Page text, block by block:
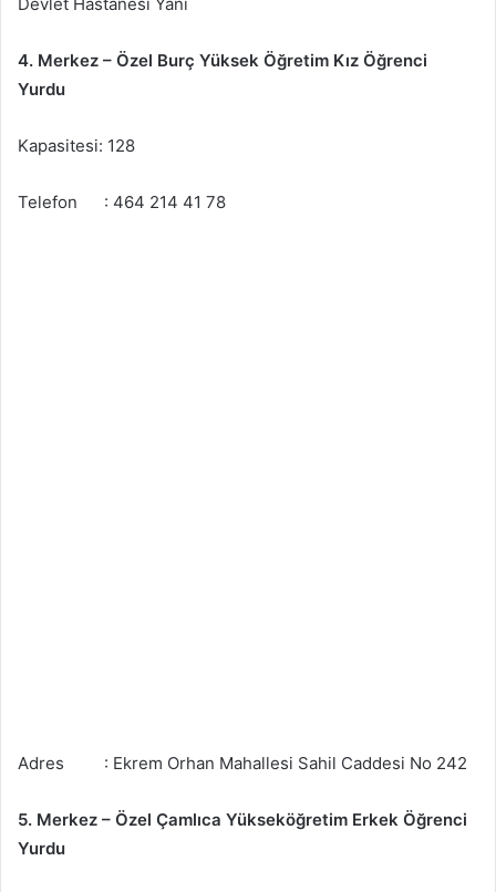
4. Merkez – Özel Burç Yüksek Öğretim Kız Öğrenci
Yurdu
Kapasitesi: 128
Telefon : 464 214 41 78
Adres : Ekrem Orhan Mahallesi Sahil Caddesi No 242
5. Merkez – Özel Çamlıca Yükseköğretim Erkek Öğrenci
Yurdu